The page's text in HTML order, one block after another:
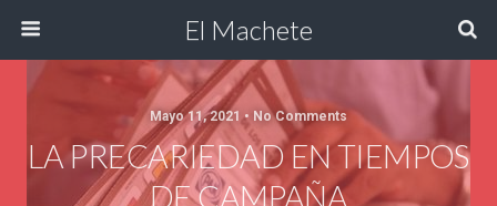
El Machete
Mayo 11, 2021 • No Comments
LA PRECARIEDAD EN TIEMPOS
DE CAMPAÑA